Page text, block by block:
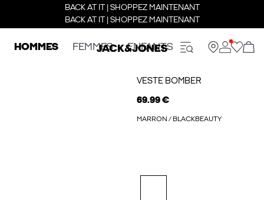
BACK AT IT | SHOPPEZ MAINTENANT
BACK AT IT | SHOPPEZ MAINTENANT
HOMMES FEMMES ENFANTS
VESTE BOMBER
69.99 €
MARRON / BLACKBEAUTY